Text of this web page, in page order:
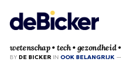
wetenschap • tech • gezondheid
BY DE BICKER IN OOK BELANGRIJK —